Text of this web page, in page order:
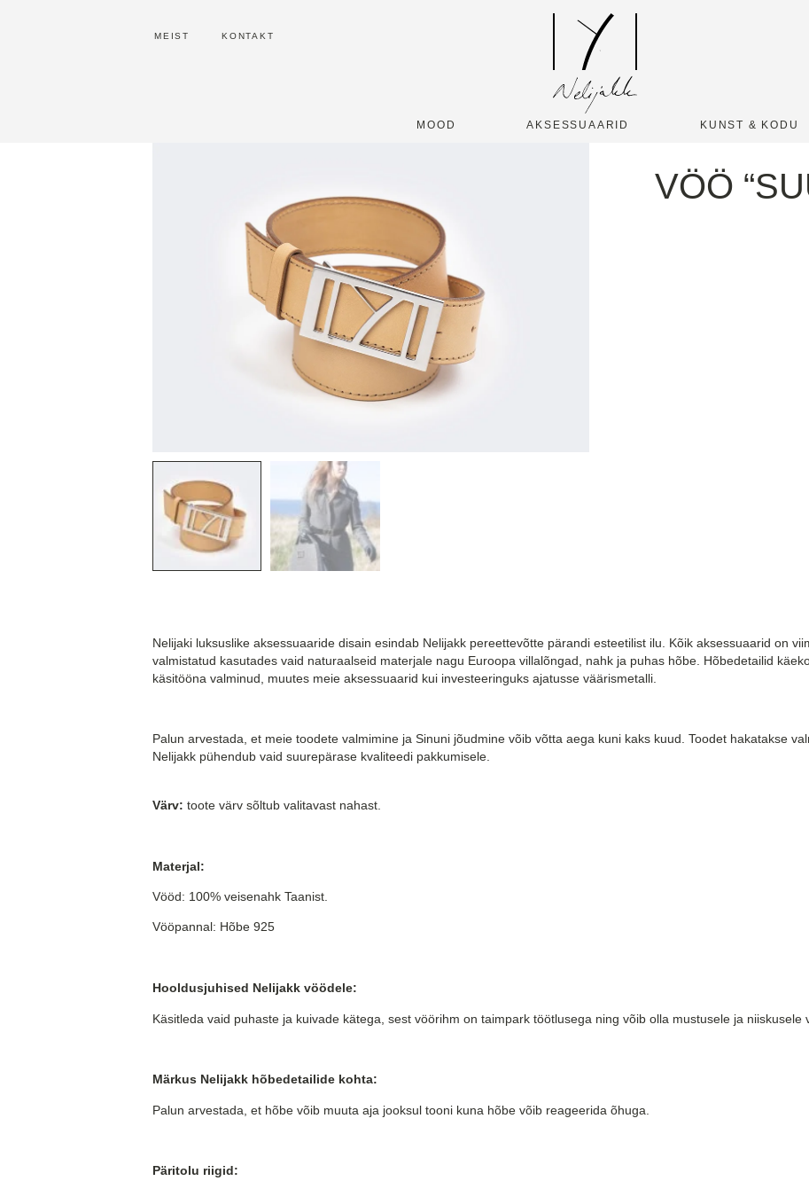
MEIST KONTAKT
MOOD AKSESSUAARID KUNST & KODU
VÖÖ
Nelijaki luksuslike aksessuaaride disain esindab Nelijakk pereettevõtte pärandi esteetilist ilu. Kõik aksessuaarid on
valmistatud kasutades vaid naturaalseid materjale nagu Euroopa villalõngad, nahk ja puhas hõbe. Hõbedetailid
käsitööna valminud, muutes meie aksessuaarid kui investeeringuks ajatusse väärismetalli.
Palun arvestada, et meie toodete valmimine ja Sinuni jõudmine võib võtta aega kuni kaks kuud. Toodet hakatakse
Nelijakk pühendub vaid suurepärase kvaliteedi pakkumisele.
Värv: toote värv sõltub valitavast nahast.
Materjal:
Vööd: 100% veisenahk Taanist.
Vööpannal: Hõbe 925
Hooldusjuhised Nelijakk vöödele:
Käsitleda vaid puhaste ja kuivade kätega, sest vöörihm on taimpark töötlusega ning võib olla mustusele ja niiskusele
Märkus Nelijakk hõbedetailide kohta:
Palun arvestada, et hõbe võib muuta aja jooksul tooni kuna hõbe võib reageerida õhuga.
Päritolu riigid: